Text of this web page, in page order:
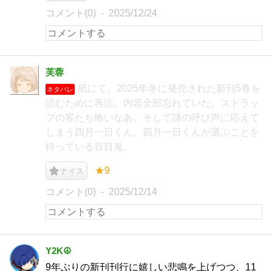
コメント(0) 2025/12/24
芙蓉
ネタバレ
紙にて。2025年冬に発売された新刊5巻を
読むために再読。内容全部忘れていた。ストラッ
プの客たち怖いなあ。そして謎の呼び声に応えて
しまう四月一日くん。四月一日くんが選ぶことを
待っている百目鬼。
ナイス ★9
コメント(0) 2025/12/14
Y2K☮
9年ぶりの新刊刊行に嬉しい悲鳴を上げつつ、11